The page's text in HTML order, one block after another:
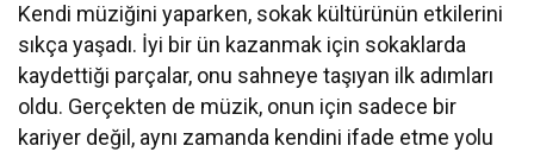
Kendi müziğini yaparken, sokak kültürünün etkilerini
sıkça yaşadı. İyi bir ün kazanmak için sokaklarda
kaydettiği parçalar, onu sahneye taşıyan ilk adımları
oldu. Gerçekten de müzik, onun için sadece bir
kariyer değil, aynı zamanda kendini ifade etme yolu